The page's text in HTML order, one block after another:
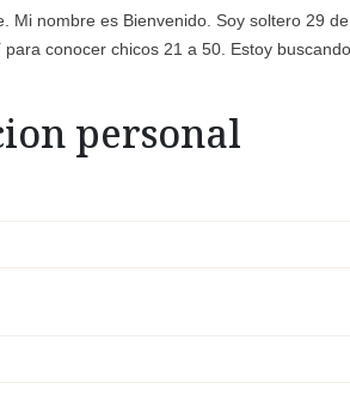
Mi nombre es Bienvenido. Soy soltero 29
conocer chicos 21 a 50. Estoy
personal